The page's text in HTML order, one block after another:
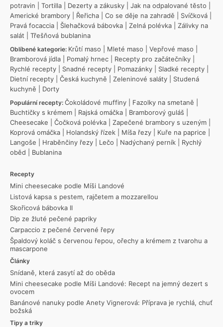
potravin
Tortilla Dezerty a zákusky Jak na odpalované těsto
Americké brambory
Řeřicha Co se děje na zahradě Svíčková
Pravá focaccia
Šlehačková bábovka Zelná polévka
Zálivky na
salát
Třešňová bublanina
Oblíbené kategorie: Krůtí maso Mleté maso Vepřové maso
Bramborová jídla
Pomalý hrnec Recepty pro začátečníky
Rychlé recepty
Snadné recepty Pomazánky Sladké recepty
Dietní recepty
Česká kuchyně Zeleninové saláty
Studená
kuchyně
Dorty
Populární recepty: Čokoládové muffiny Fazolky na smetaně
Buchtičky s krémem
Rajská omáčka Bramborový guláš
Cheesecake
Čočková polévka Zapečené brambory s uzeným
Koprová omáčka
Holandský řízek Míša řezy Kuře na paprice
Langoše
Hraběnčiny řezy Lečo Nadýchaný perník
Rychlý
oběd
Bublanina
Recepty
Mini cheesecake podle Míši Landové
Listová kapsa s pestem, rajčetem a mozzarellou
Skořicová bábovka II
Dip ze žluté pečené papriky
Carpaccio z pečené červené řepy
Špaldový koláč s červenou řepou, ořechy a krémem z tvarohu a
mascarpone
Články
Snídaně, která zasytí až do oběda
Mini cheesecake podle Míši Landové: Recept na jemný dezert s
ovocem
Banánové nanuky podle Anety Vignerová: Příprava je rychlá, chuť
božská
Tipy a triky